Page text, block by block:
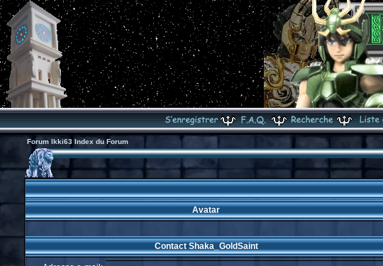
Forum Ikki63 Index du Forum
Avatar
Contact Shaka_GoldSaint